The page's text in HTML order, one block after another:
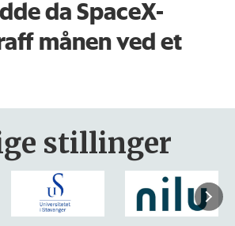
da SpaceX-
månen ved et
stillinger